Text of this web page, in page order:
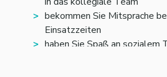
bekommen Sie Mitsprache
Einsatzzeiten
haben Sie Spaß an sozialem